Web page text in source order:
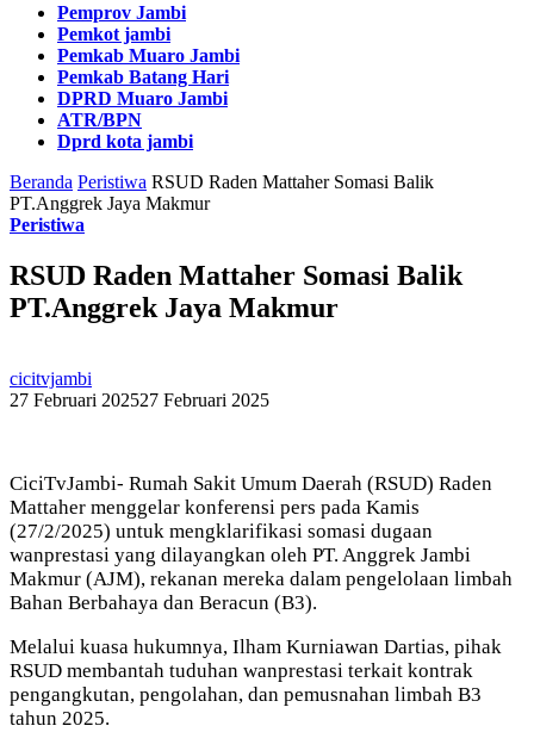
Pemprov Jambi
Pemkot jambi
Pemkab Muaro Jambi
Pemkab Batang Hari
DPRD Muaro Jambi
ATR/BPN
Dprd kota jambi
Beranda Peristiwa RSUD Raden Mattaher Somasi Balik
PT.Anggrek Jaya Makmur
Peristiwa
RSUD Raden Mattaher Somasi Balik
PT.Anggrek Jaya Makmur
cicitvjambi
27 Februari 202527 Februari 2025
CiciTvJambi- Rumah Sakit Umum Daerah (RSUD) Raden
Mattaher menggelar konferensi pers pada Kamis
(27/2/2025) untuk mengklarifikasi somasi dugaan
wanprestasi yang dilayangkan oleh PT. Anggrek Jambi
Makmur (AJM), rekanan mereka dalam pengelolaan limbah
Bahan Berbahaya dan Beracun (B3).
Melalui kuasa hukumnya, Ilham Kurniawan Dartias, pihak
RSUD membantah tuduhan wanprestasi terkait kontrak
pengangkutan, pengolahan, dan pemusnahan limbah B3
tahun 2025.